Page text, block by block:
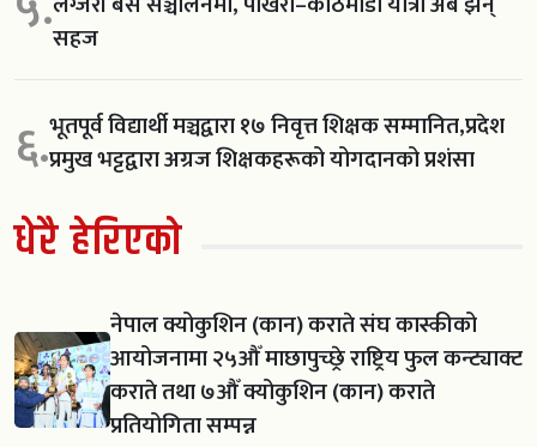
सहज
६.भूतपूर्व विद्यार्थी मञ्चद्वारा १७ निवृत्त शिक्षक सम्मानित,प्रदेश
प्रमुख भट्टद्वारा अग्रज शिक्षकहरूको योगदानको प्रशंसा
धेरै हेरिएको
नेपाल क्योकुशिन (कान) कराते संघ कास्कीको
आयोजनामा २५औँ माछापुच्छ्रे राष्ट्रिय फुल कन्ट्याक्ट
कराते तथा ७औँ क्योकुशिन (कान) कराते
प्रतियोगिता सम्पन्न